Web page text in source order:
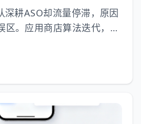
耕ASO却流量停滞，原因
区。应用商店算法迭代，精
关键词勿盲目堆量，应选精
能词打通流量入口；副标题
；描述遵循“先价值、后功
业设计；版本更新同步优
测兼顾排名与转化；每月监